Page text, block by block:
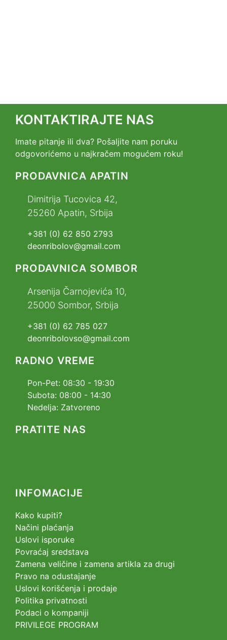
KONTAKTIRAJTE NAS
Imate pitanje ili dva? Pošaljite nam poruku
odgovorićemo u najkračem mogućem roku!
PRODAVNICA APATIN
Dimitrija Tucovica 42,
25260 Apatin, Srbija
+381 (0) 62 850 2793
deonribolov@gmail.com
PRODAVNICA SOMBOR
Arsenija Čarnojevića 10,
25000 Sombor, Srbija
+381 (0) 62 785 027
deonribolovso@gmail.com
RADNO VREME
Pon-Pet: 08:30 - 19:30
Subota: 08:00 - 14:30
Nedelja: Zatvoreno
PRATITE NAS
INFOMACIJE
Kako kupiti?
Načini plaćanja
Uslovi isporuke
Povraćaj sredstava
Zamena veličine i zamena artikla za drugi
Pravo na odustajanje
Uslovi korišćenja i prodaje
Politika privatnosti
Podaci o kompaniji
PRIVILEGE PROGRAM